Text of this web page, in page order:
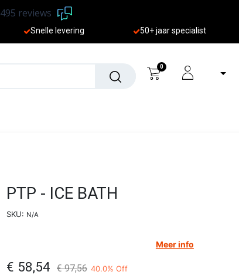
495 reviews
Sne lle levering 50+ jaar specialist
0
PTP - ICE BATH
SKU: N/A
Meer info
€ 58,54 €97,56 40.0% Off